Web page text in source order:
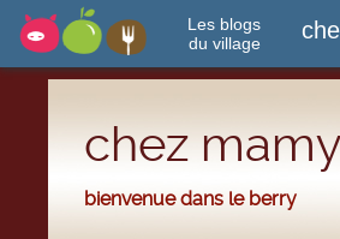
Les blogs
du village
chez
bienvenue dans le berry